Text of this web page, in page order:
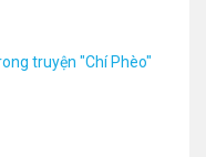
truyện "Chí Phèo"